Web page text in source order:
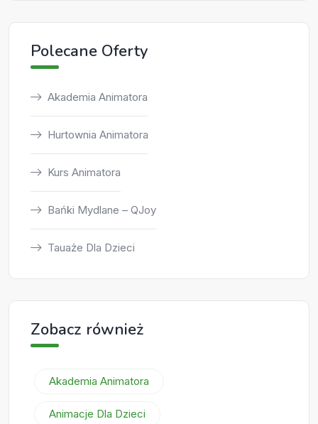
Polecane Oferty
Akademia Animatora
Hurtownia Animatora
Kurs Animatora
Bańki Mydlane – QJoy
Tauaże Dla Dzieci
Zobacz również
Akademia Animatora
Animacje Dla Dzieci